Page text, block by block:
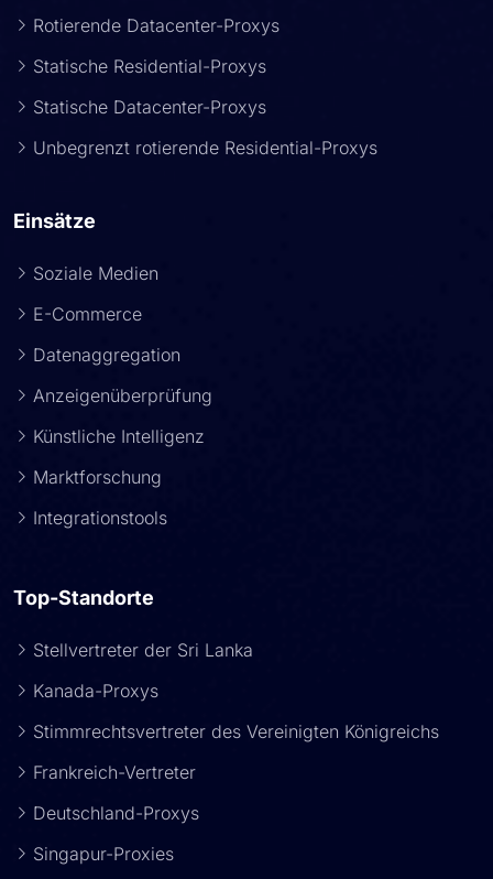
Rotierende Datacenter-Proxys
Statische Residential-Proxys
Statische Datacenter-Proxys
Unbegrenzt rotierende Residential-Proxys
Einsätze
Soziale Medien
E-Commerce
Datenaggregation
Anzeigenüberprüfung
Künstliche Intelligenz
Marktforschung
Integrationstools
Top-Standorte
Stellvertreter der Sri Lanka
Kanada-Proxys
Stimmrechtsvertreter des Vereinigten Königreichs
Frankreich-Vertreter
Deutschland-Proxys
Singapur-Proxies